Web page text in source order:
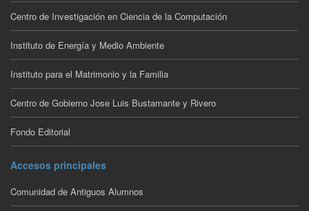
Centro de Investigación en Ciencia de la Computación
Instituto de Energía y Medio Ambiente
Instituto para el Matrimonio y la Familia
Centro de Gobierno Jose Luis Bustamante y Rivero
Fondo Editorial
Accesos principales
Comunidad de Antiguos Alumnos